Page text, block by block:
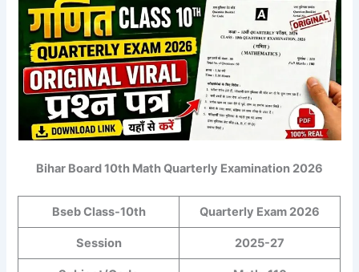
Bihar Board 10th Math Quarterly Examination 2026
Bseb Class-10th Quarterly Exam 2026
Session 2025-27